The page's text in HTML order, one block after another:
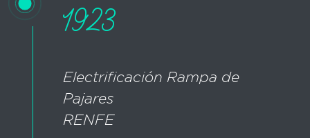
1923
Electrificación Rampa de
Pajares
RENFE